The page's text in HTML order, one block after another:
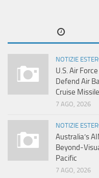
NOTIZIE
U.S. Air
Defend Air
Cruise
7 AGO, 2026
NOTIZIE
Australia’s
Beyond-
Pacific
7 AGO, 2026